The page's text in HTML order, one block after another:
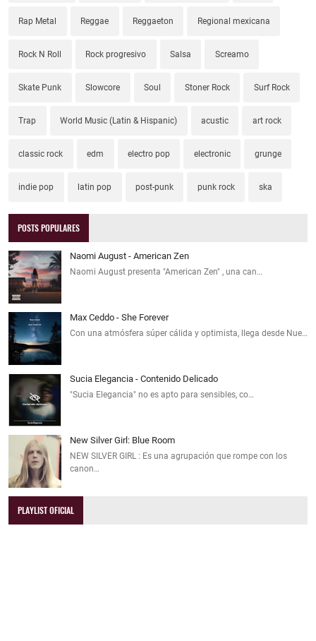
Rap Metal Reggae Reggaeton Regional mexicana
Rock N Roll Rock progresivo Salsa Screamo
Skate Punk Slowcore Soul Stoner Rock Surf Rock
Trap World Music (Latin & Hispanic) acustic art rock
classic rock edm electro pop electronic grunge
indie pop latin pop post-punk punk rock ska
POSTS POPULARES
Naomi August - American Zen
Naomi August presenta "American Zen" , una can…
Max Ceddo - She Forever
Con una atmósfera súper cálida y optimista, llega desde Nue…
Sucia Elegancia - Contenido Delicado
"Sucia Elegancia" no es apto para sensibles, co…
New Silver Girl: Blue Room
NEW SILVER GIRL : Es una agrupación que rompe con los
canon…
PLAYLIST OFICIAL